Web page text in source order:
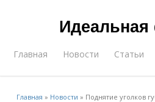
Главная Новости Статьи
Главная » Новости » Поднятие уголков